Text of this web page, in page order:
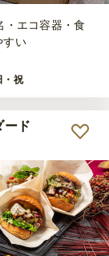
・エコ容器・食
すい
・祝
ード